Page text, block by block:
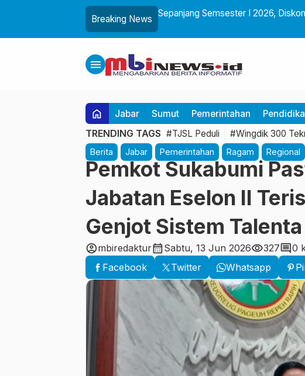
Breaking News
Sukabumi, Tegaskan Tak Boleh Sepanjang Semsester I 2026,
menu
home Jabar Sumut Pemerintahan
TRENDING TAGS #TJSL Peduli #Wingdik 300
Berita Jabar Pemerintahan Ragam Regional
Pemkot Sukabumi
Jabatan Eselon II
Genjot Sistem Talenta
account_circlembiredakturcalendar_monthSabtu, 13 Jun 2026visibility327comment0
Facebook
Twitter Whatsapp